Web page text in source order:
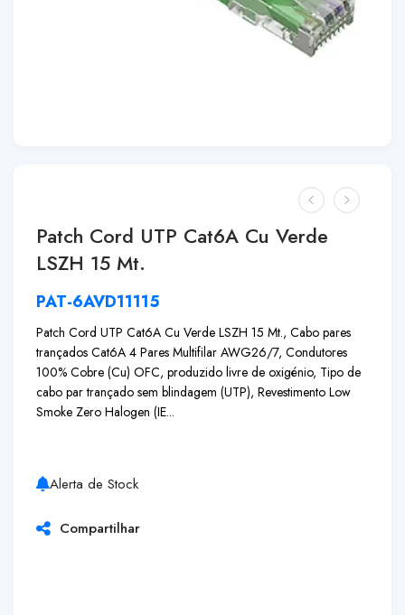
Patch Cord UTP Cat6A Cu Verde
LSZH 15 Mt.
PAT-6AVD11115
Patch Cord UTP Cat6A Cu Verde LSZH 15 Mt., Cabo pares
trançados Cat6A 4 Pares Multifilar AWG26/7, Condutores
100% Cobre (Cu) OFC, produzido livre de oxigénio, Tipo de
cabo par trançado sem blindagem (UTP), Revestimento Low
Smoke Zero Halogen (IE...
Alerta de Stock
Compartilhar